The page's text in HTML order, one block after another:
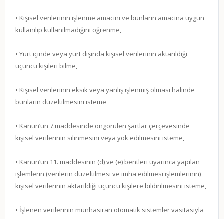
• Kişisel verilerinin işlenme amacını ve bunların amacına uygun
kullanılıp kullanılmadığını öğrenme,
• Yurt içinde veya yurt dışında kişisel verilerinin aktarıldığı
üçüncü kişileri bilme,
• Kişisel verilerinin eksik veya yanlış işlenmiş olması halinde
bunların düzeltilmesini isteme
• Kanun’un 7.maddesinde öngörülen şartlar çerçevesinde
kişisel verilerinin silinmesini veya yok edilmesini isteme,
• Kanun’un 11. maddesinin (d) ve (e) bentleri uyarınca yapılan
işlemlerin (verilerin düzeltilmesi ve imha edilmesi işlemlerinin)
kişisel verilerinin aktarıldığı üçüncü kişilere bildirilmesini isteme,
• İşlenen verilerinin münhasıran otomatik sistemler vasıtasıyla